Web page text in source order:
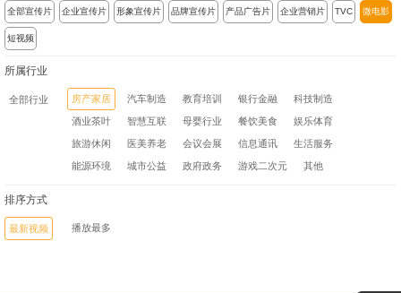
全部宣传片 企业宣传片 形象宣传片 品牌宣传片 产品广告片 企业营销片 TVC 微电影
短视频
所属行业
全部行业 房产家居 汽车制造 教育培训 银行金融 科技制造
酒业茶叶 智慧互联 母婴行业 餐饮美食 娱乐体育
旅游休闲 医美养老 会议会展 信息通讯 生活服务
能源环境 城市公益 政府政务 游戏二次元 其他
排序方式
最新视频 播放最多